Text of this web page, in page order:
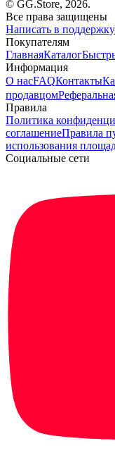
© GG.Store, 2026.
Все права защищены
Написать в поддержку
Покупателям
ГлавнаяКаталог
Информация
О насFAQКонтакты
продавцом
Правила
Политика
соглашениеПравила
использования
Социальные сети